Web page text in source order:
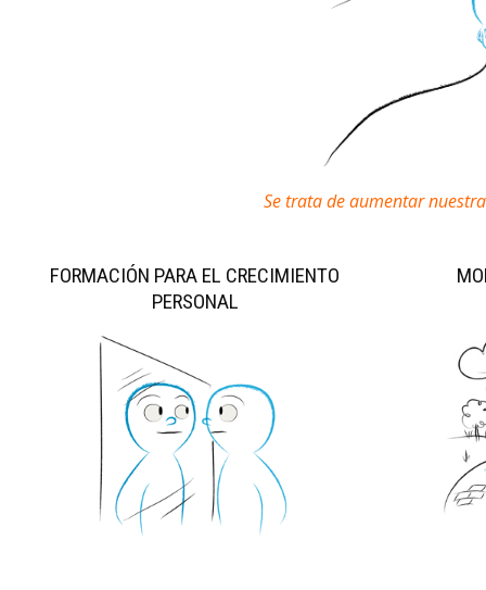
Se trata de aumentar
FORMACIÓN PARA EL CRECIMIENTO
PERSONAL